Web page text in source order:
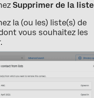
Supprimer de la liste
la (ou les) liste(s) de
vous souhaitez les